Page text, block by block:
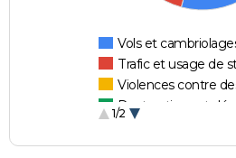
Vols et
Trafic et usage de
Violences contre
Destructions et
1/2